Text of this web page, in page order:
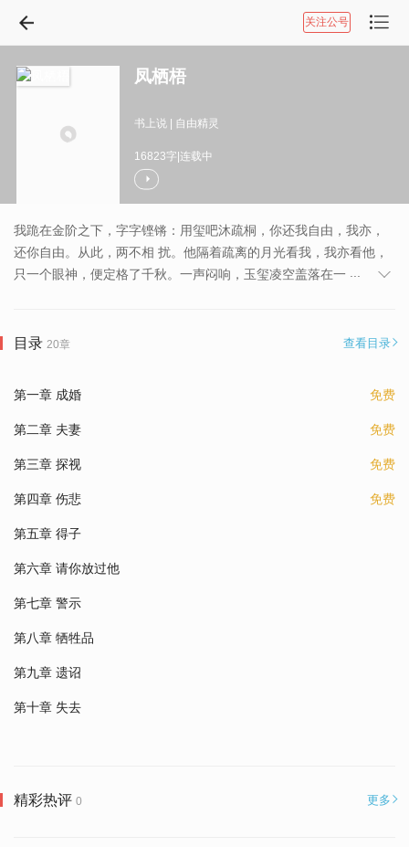
关注公号
凤栖梧
书上说 自由精灵
16823字|连载中
我跪在金阶之下 ， 字字铿锵 ： 用玺吧沐疏桐 ， 你还我自由 ， 我亦 ，
还你自由。 从此 ， 两不相 扰。 他隔着疏离的月光看我 ， 我亦看他 ，
只一个眼神 ， 便定格了千秋。 一声闷响 ， 玉玺凌空盖落在一
目录 20章 查看目录
免费
第一章 成婚
免费
第二章 夫妻
免费
第三章 探视
免费
第四章 伤悲
第五章 得子
第六章 请你放过他
第七章 警示
第八章 牺牲品
第九章 遗诏
第十章 失去
精彩热评 0 更多